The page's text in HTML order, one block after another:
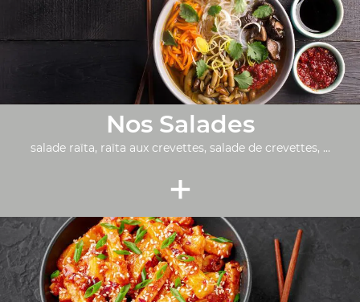
Nos Salades
salade raïta, raïta aux crevettes, salade de crevettes, ...
+